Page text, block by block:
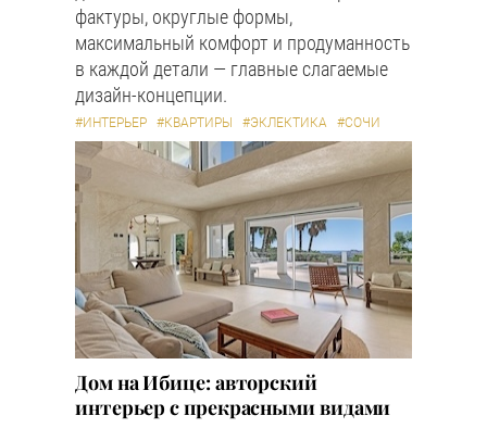
фактуры, округлые формы,
максимальный комфорт и продуманность
в каждой детали — главные слагаемые
дизайн-концепции.
#ИНТЕРЬЕР #КВАРТИРЫ #ЭКЛЕКТИКА #СОЧИ
Дом на Ибице: авторский
интерьер с прекрасными видами